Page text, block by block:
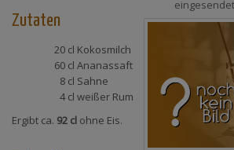
Zutaten
20 cl Kokosmilch
60 cl Ananassaft
8 cl Sahne
4 cl weißer Rum
Ergibt ca. 92 cl ohne Eis.